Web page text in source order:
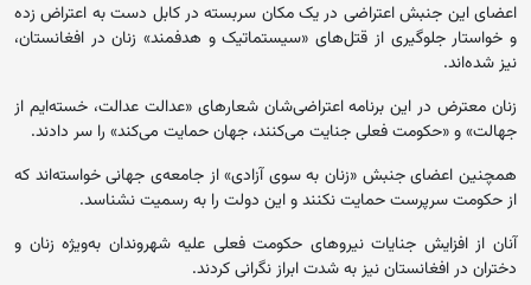
اعضای این جنبش اعتراضی در یک مکان سربسته در کابل دست به اعتراض زده
و خواستار جلوگیری از قتل‌های «سیستماتیک و هدفمند» زنان در افغانستان،
نیز شده‌اند.
زنان معترض در این برنامه اعتراضی‌شان شعارهای «عدالت عدالت، خسته‌ایم از
جهالت» و «حکومت فعلی جنایت می‌کنند، جهان حمایت می‌کند» را سر دادند.
همچنین اعضای جنبش «زنان به سوی آزادی» از جامعه‌ی جهانی خواسته‌اند که
از حکومت سرپرست حمایت نکنند و این دولت را به رسمیت نشناسد.
آنان از افزایش جنایات نیروهای حکومت فعلی علیه شهروندان به‌ویژه زنان و
دختران در افغانستان نیز به شدت ابراز نگرانی کردند.